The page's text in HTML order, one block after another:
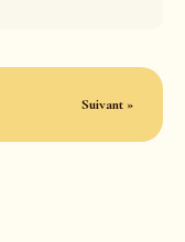
Suivant »